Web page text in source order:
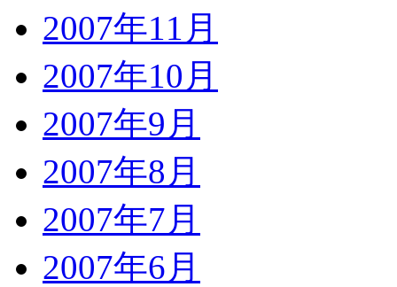
2007年11月
2007年10月
2007年9月
2007年8月
2007年7月
2007年6月